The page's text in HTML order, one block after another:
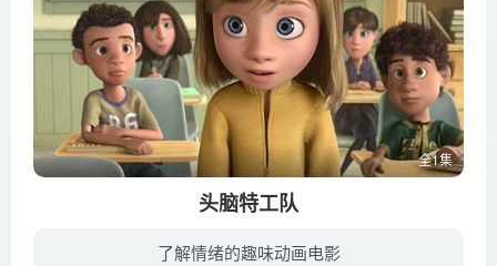
全1集
头脑特工队
了解情绪的趣味动画电影